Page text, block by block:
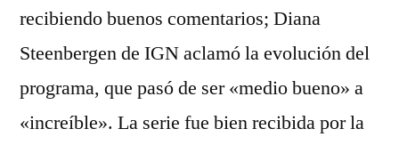
recibiendo buenos comentarios; Diana
Steenbergen de IGN aclamó la evolución del
programa, que pasó de ser «medio bueno» a
«increíble». La serie fue bien recibida por la